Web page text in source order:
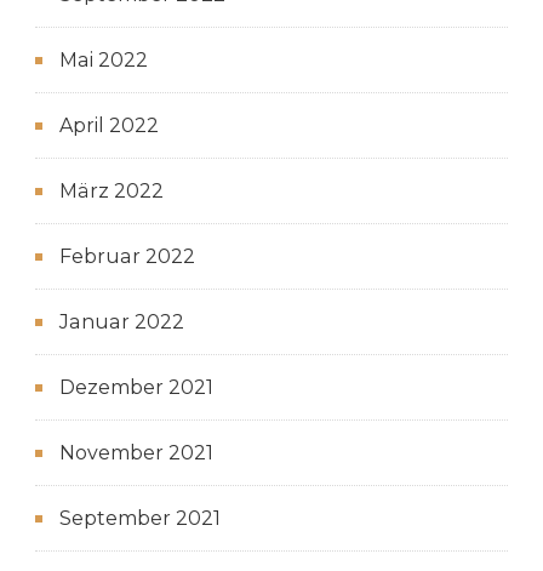
Mai 2022
April 2022
März 2022
Februar 2022
Januar 2022
Dezember 2021
November 2021
September 2021